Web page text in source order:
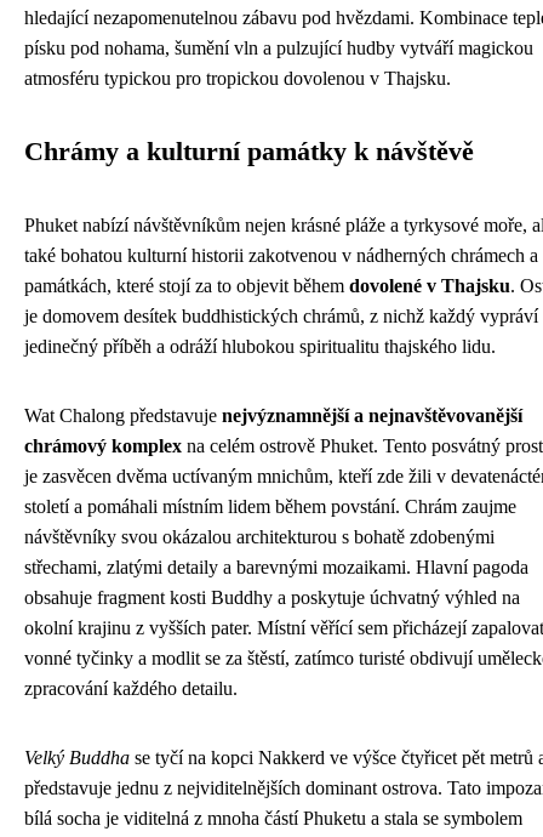
hledající nezapomenutelnou zábavu pod hvězdami. Kombinace
písku pod nohama, šumění vln a pulzující hudby vytváří magickou
atmosféru typickou pro tropickou dovolenou v Thajsku.
Chrámy a kulturní památky k návštěvě
Phuket nabízí návštěvníkům nejen krásné pláže a tyrkysové moře,
také bohatou kulturní historii zakotvenou v nádherných chrámech a
památkách, které stojí za to objevit během dovolené v Thajsku.
je domovem desítek buddhistických chrámů, z nichž každý vypráví
jedinečný příběh a odráží hlubokou spiritualitu thajského lidu.
Wat Chalong představuje nejvýznamnější a nejnavštěvovanější
chrámový komplex na celém ostrově Phuket. Tento posvátný
je zasvěcen dvěma uctívaným mnichům, kteří zde žili v
století a pomáhali místním lidem během povstání. Chrám zaujme
návštěvníky svou okázalou architekturou s bohatě zdobenými
střechami, zlatými detaily a barevnými mozaikami. Hlavní pagoda
obsahuje fragment kosti Buddhy a poskytuje úchvatný výhled na
okolní krajinu z vyšších pater. Místní věřící sem přicházejí zapalovat
vonné tyčinky a modlit se za štěstí, zatímco turisté obdivují
zpracování každého detailu.
Velký Buddha se tyčí na kopci Nakkerd ve výšce čtyřicet pět metrů
představuje jednu z nejviditelnějších dominant ostrova. Tato
bílá socha je viditelná z mnoha částí Phuketu a stala se symbolem